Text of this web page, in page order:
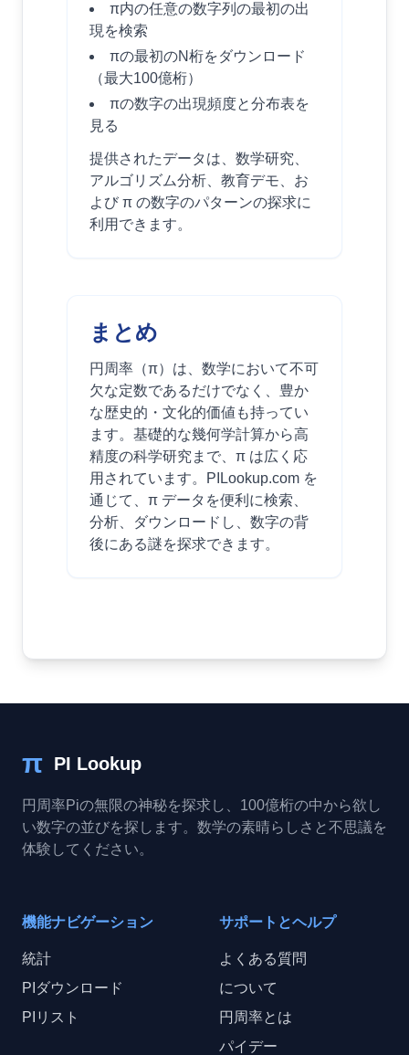
π内の任意の数字列の最初の出
現を検索
πの最初のN桁をダウンロード
（最大100億桁）
πの数字の出現頻度と分布表を
見る
提供されたデータは、数学研究、
アルゴリズム分析、教育デモ、お
よび π の数字のパターンの探求に
利用できます。
まとめ
円周率（π）は、数学において不可
欠な定数であるだけでなく、豊か
な歴史的・文化的価値も持ってい
ます。基礎的な幾何学計算から高
精度の科学研究まで、π は広く応
用されています。PILookup.com を
通じて、π データを便利に検索、
分析、ダウンロードし、数字の背
後にある謎を探求できます。
π PI Lookup
円周率Piの無限の神秘を探求し、100億桁の中から欲し
い数字の並びを探します。数学の素晴らしさと不思議を
体験してください。
機能ナビゲーション
統計
PIダウンロード
PIリスト
サポートとヘルプ
よくある質問
について
円周率とは
パイデー